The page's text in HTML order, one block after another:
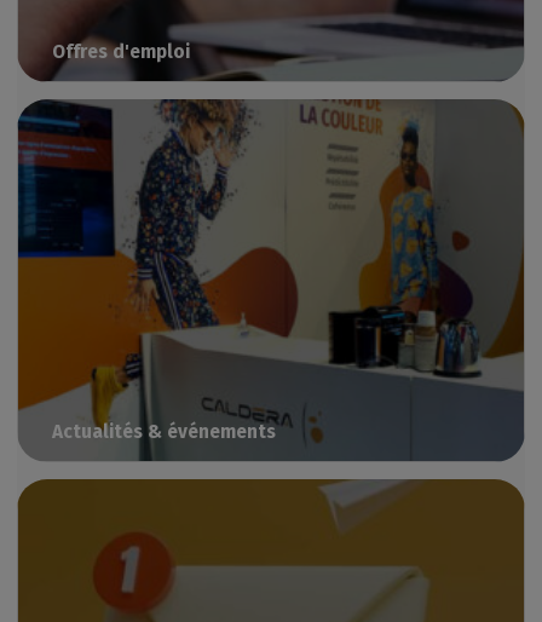
Offres d'emploi
Rejoignez l'équipe Caldera
Actualités & événements